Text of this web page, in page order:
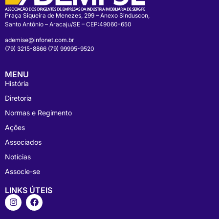
Praça Siqueira de Menezes, 299 – Anexo Sinduscon,
Santo Antônio – Aracaju/SE – CEP:49060-650
ademise@infonet.com.br
(79) 3215-8866 (79) 99995-9520
MENU
História
Diretoria
Normas e Regimento
Ações
Associados
Notícias
Associe-se
LINKS ÚTEIS